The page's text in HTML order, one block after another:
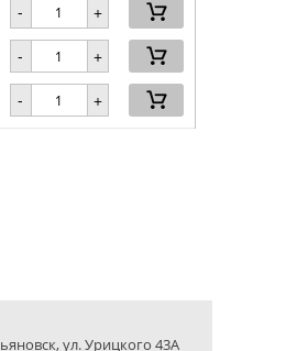
- +
- +
- +
ул. Урицкого 43А